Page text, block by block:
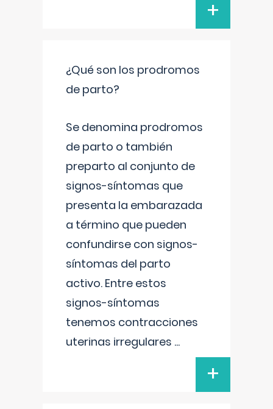
+
¿Qué son los prodromos
de parto?
Se denomina prodromos
de parto o también
preparto al conjunto de
signos-síntomas que
presenta la embarazada
a término que pueden
confundirse con signos-
síntomas del parto
activo. Entre estos
signos-síntomas
tenemos contracciones
uterinas irregulares ...
+